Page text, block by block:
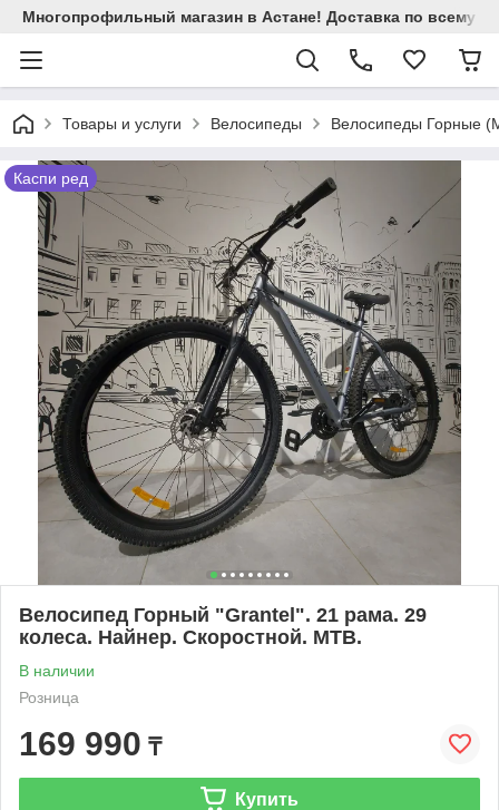
Многопрофильный магазин в Астане! Доставка по всему
Товары и услуги Велосипеды Велосипеды Горные
Каспи ред
Велосипед Горный "Grantel". 21 рама. 29
колеса. Найнер. Скоростной. MTB.
В наличии
Розница
169 990 ₸
Купить